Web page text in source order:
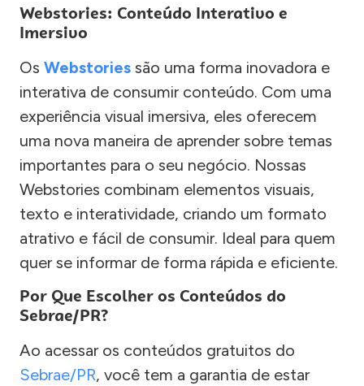
Webstories: Conteúdo Interativo e
Imersivo
Os Webstories são uma forma inovadora e
interativa de consumir conteúdo. Com uma
experiência visual imersiva, eles oferecem
uma nova maneira de aprender sobre temas
importantes para o seu negócio. Nossas
Webstories combinam elementos visuais,
texto e interatividade, criando um formato
atrativo e fácil de consumir. Ideal para quem
quer se informar de forma rápida e eficiente.
Por Que Escolher os Conteúdos do
Sebrae/PR?
Ao acessar os conteúdos gratuitos do
Sebrae/PR, você tem a garantia de estar